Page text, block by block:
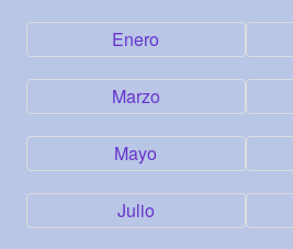
Enero
Marzo
Mayo
Julio